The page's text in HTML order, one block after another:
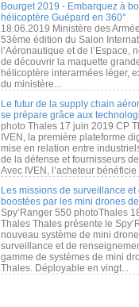
Bourget 2019 - Embarquez à
hélicoptère Guépard en 360°
18.06.2019 Ministère des
53ème édition du Salon
l’Aéronautique et de l’Espace,
de découvrir la maquette
hélicoptère interarmées léger,
du ministère...
Le futur de la supply chain
se prépare grâce aux
photo Thales 17 juin 2019 CP
IVEN, la première plateforme
mise en relation entre
de la défense et fournisseurs
Avec IVEN, l’acheteur bénéficie
Les missions de surveillance
boostées par les mini drones
Spy’Ranger 550 photoThales
Thales Thales présente le
nouveau système de mini
surveillance et de
gamme de systèmes de mini
Thales. Déployable en vingt...